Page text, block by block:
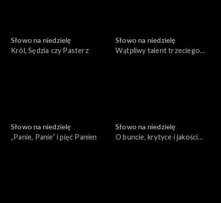
Słowo na niedzielę
Król, Sędzia czy Pasterz
Słowo na niedzielę
Wątpliwy talent trzeciego
Słowo na niedzielę
„Panie, Panie” i pięć Panien
Słowo na niedzielę
O buncie, krytyce i jakości